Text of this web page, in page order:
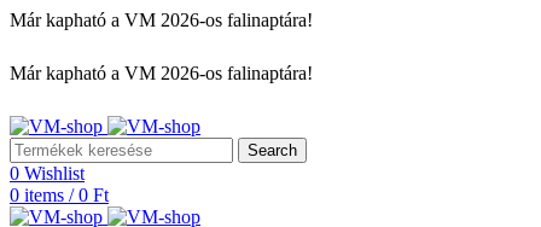
Már kapható a VM 2026-os falinaptára!
Már kapható a VM 2026-os falinaptára!
Search
0 Wishlist
0 items / 0 Ft